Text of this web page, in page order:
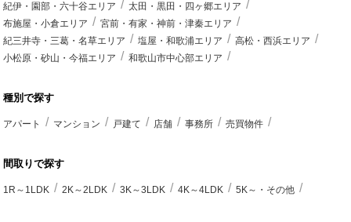
紀伊・園部・六十谷エリア
太田・黒田・四ヶ郷エリア
布施屋・小倉エリア
宮前・有家・神前・津秦エリア
紀三井寺・三葛・名草エリア
塩屋・和歌浦エリア
高松・西浜エリア
小松原・砂山・今福エリア
和歌山市中心部エリア
種別で探す
アパート マンション 戸建て 店舗 事務所 売買物件
間取りで探す
1R～1LDK 2K～2LDK 3K～3LDK 4K～4LDK 5K～・その他